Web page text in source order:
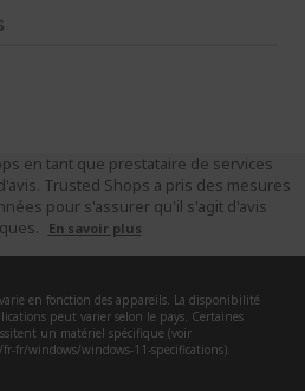
en tant que prestataire de services
Trusted Shops a pris des mesures
pour s'assurer qu'il s'agit d'avis
En savoir plus
en fonction des appareils. La disponibilité
peut varier selon le pays. Certaines
un matériel spécifique (voir
fr/windows/windows-11-specifications).